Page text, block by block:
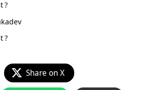
?
?
Share on X